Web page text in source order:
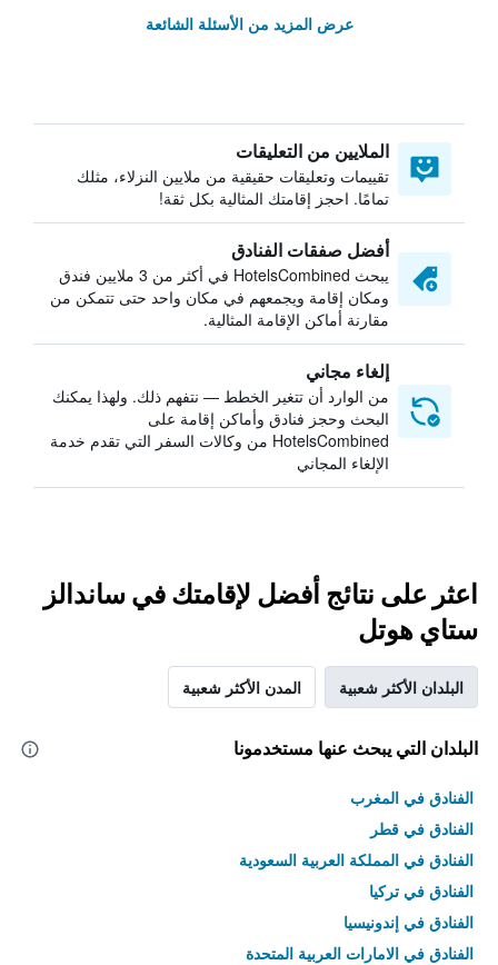
عرض المزيد من الأسئلة الشائعة
الملايين من التعليقات
تقييمات وتعليقات حقيقية من ملايين النزلاء، مثلك
تمامًا. احجز إقامتك المثالية بكل ثقة!
أفضل صفقات الفنادق
يبحث HotelsCombined في أكثر من 3 ملايين فندق
ومكان إقامة ويجمعهم في مكان واحد حتى تتمكن من
مقارنة أماكن الإقامة المثالية.
إلغاء مجاني
من الوارد أن تتغير الخطط — نتفهم ذلك. ولهذا يمكنك
البحث وحجز فنادق وأماكن إقامة على
HotelsCombined من وكالات السفر التي تقدم خدمة
الإلغاء المجاني
اعثر على نتائج أفضل لإقامتك في ساندالز
ستاي هوتل
البلدان الأكثر شعبية المدن الأكثر شعبية
البلدان التي يبحث عنها مستخدمونا
الفنادق في المغرب
الفنادق في قطر
الفنادق في المملكة العربية السعودية
الفنادق في تركيا
الفنادق في إندونيسيا
الفنادق في الامارات العربية المتحدة